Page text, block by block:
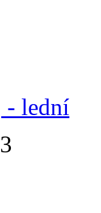
- lední